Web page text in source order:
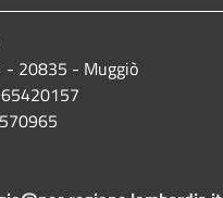
- 20835 - Muggiò